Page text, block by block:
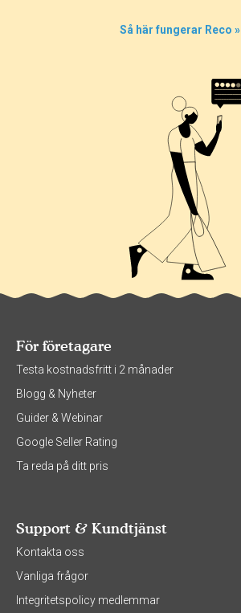
Så här fungerar Reco »
För företagare
Testa kostnadsfritt i 2 månader
Blogg & Nyheter
Guider & Webinar
Google Seller Rating
Ta reda på ditt pris
Support & Kundtjänst
Kontakta oss
Vanliga frågor
Integritetspolicy medlemmar